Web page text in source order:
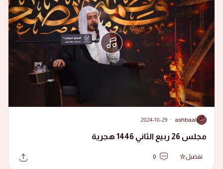
A
ashbaal
·
2024-10-29
مجلس 26 ربيع الثاني 1446 هجرية
تفضيل 0